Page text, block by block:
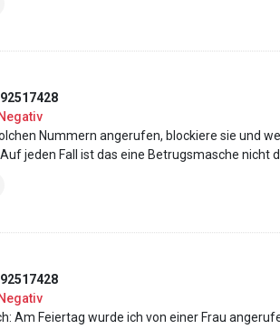
Negativ
Nummern angerufen, blockiere sie und
jeden Fall ist das eine Betrugsmasche
Negativ
Am Feiertag wurde ich von einer Frau